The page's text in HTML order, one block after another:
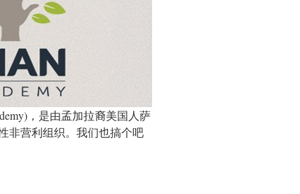
，是由孟加拉裔美国人萨
非营利组织。我们也搞个吧